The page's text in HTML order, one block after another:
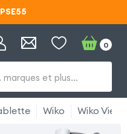
marques et plus…
0
Wiko Wiko View